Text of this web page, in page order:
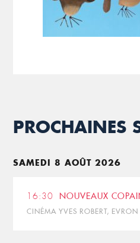
PROCHAINES
SAMEDI 8 AOÛT 2026
16:30 NOUVEAUX
CINÉMA YVES ROBERT, EVRON